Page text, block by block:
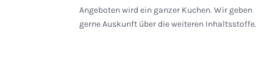
Angeboten wird ein ganzer Kuchen. Wir geben
gerne Auskunft über die weiteren Inhaltsstoffe.